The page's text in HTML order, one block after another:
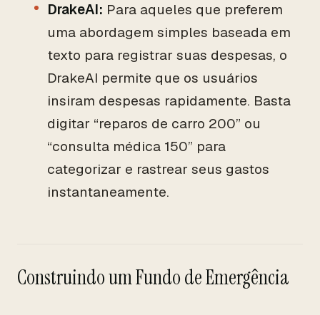
DrakeAI: Para aqueles que preferem
uma abordagem simples baseada em
texto para registrar suas despesas, o
DrakeAI permite que os usuários
insiram despesas rapidamente. Basta
digitar “reparos de carro 200” ou
“consulta médica 150” para
categorizar e rastrear seus gastos
instantaneamente.
Construindo um Fundo de Emergência